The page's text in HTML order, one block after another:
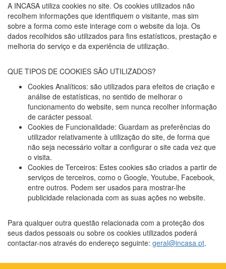
A INCASA utiliza cookies no site. Os cookies utilizados não
recolhem informações que identifiquem o visitante, mas sim
sobre a forma como este interage com o website da loja. Os
dados recolhidos são utilizados para fins estatísticos, prestação e
melhoria do serviço e da experiência de utilização.
QUE TIPOS DE COOKIES SÃO UTILIZADOS?
Cookies Analíticos: são utilizados para efeitos de criação e
análise de estatísticas, no sentido de melhorar o
funcionamento do website, sem nunca recolher informação
de carácter pessoal.
Cookies de Funcionalidade: Guardam as preferências do
utilizador relativamente à utilização do site, de forma que
não seja necessário voltar a configurar o site cada vez que
o visita.
Cookies de Terceiros: Estes cookies são criados a partir de
serviços de terceiros, como o Google, Youtube, Facebook,
entre outros. Podem ser usados para mostrar-lhe
publicidade relacionada com as suas ações no website.
Para qualquer outra questão relacionada com a proteção dos
seus dados pessoais ou sobre os cookies utilizados poderá
contactar-nos através do endereço seguinte: geral@incasa.pt.